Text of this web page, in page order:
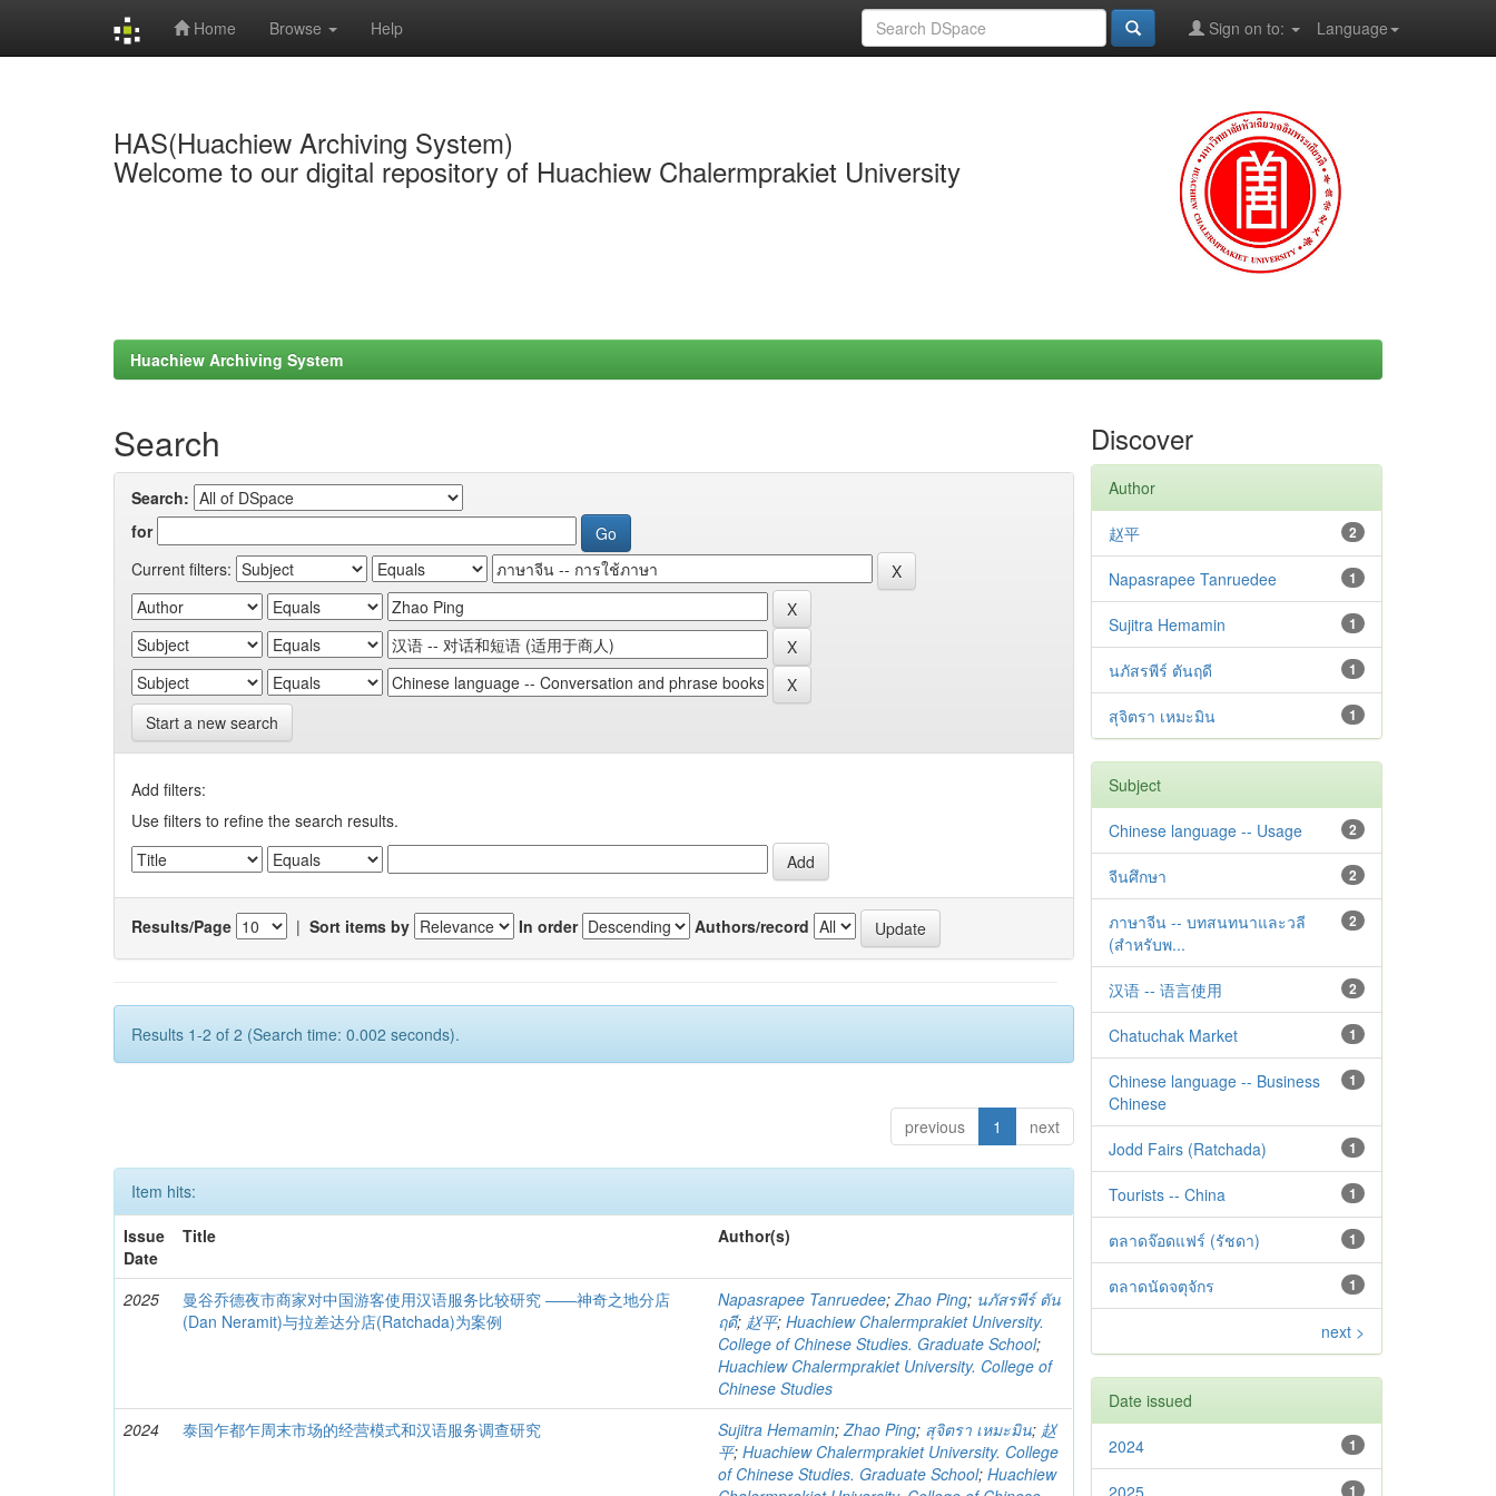
Home Browse Help Language
Sign on to:
HAS(Huachiew Archiving System)
Welcome to our digital repository of Huachiew Chalermprakiet University
Huachiew Archiving System
Search
Search:
for
Current filters:
Start a new search
Add filters:
Use filters to refine the search results.
Results/Page | Sort items by In order Authors/record
Results 1-2 of 2 (Search time: 0.002 seconds).
previous 1 next
Item hits:
Issue
Date
Title Author(s)
2025
曼谷乔德夜市商家对中国游客使用汉语服务比较研究 ――神奇之地分店
(Dan Neramit)与拉差达分店(Ratchada)为案例
Napasrapee Tanruedee;Zhao Ping; นภัสรพีร์ ตัน
ฤดี; 赵平;Huachiew Chalermprakiet University.
College of Chinese Studies. Graduate School;
Huachiew Chalermprakiet University. College of
Chinese Studies
2024
泰国乍都乍周末市场的经营模式和汉语服务调查研究 Sujitra Hemamin;Zhao Ping; สุจิตรา เหมะมิน; 赵
平;Huachiew Chalermprakiet University. College
of Chinese Studies. Graduate School;Huachiew
Discover
Author
2
赵平
1
Napasrapee Tanruedee
1
Sujitra Hemamin
1
นภัสรพีร์ ตันฤดี
1
สุจิตรา เหมะมิน
Subject
2
Chinese language -- Usage
2
จีนศึกษา
2
ภาษาจีน -- บทสนทนาและวลี
(สำหรับพ...
2
汉语 -- 语言使用
1
Chatuchak Market
1
Chinese language -- Business
Chinese
1
Jodd Fairs (Ratchada)
1
Tourists -- China
1
ตลาดจ๊อดแฟร์ (รัชดา)
1
ตลาดนัดจตุจักร
next >
Date issued
1
2024
1
2025